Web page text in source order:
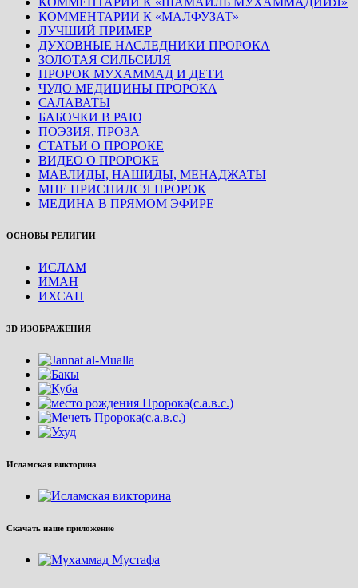
КОММЕНТАРИИ К «МАЛФУЗАТ»
ЛУЧШИЙ ПРИМЕР
ДУХОВНЫЕ НАСЛЕДНИКИ ПРОРОКА
ЗОЛОТАЯ СИЛЬСИЛЯ
ПРОРОК МУХАММАД И ДЕТИ
ЧУДО МЕДИЦИНЫ ПРОРОКА
САЛАВАТЫ
БАБОЧКИ В РАЮ
ПОЭЗИЯ, ПРОЗА
СТАТЬИ О ПРОРОКЕ
ВИДЕО О ПРОРОКЕ
МАВЛИДЫ, НАШИДЫ, МЕНАДЖАТЫ
МНЕ ПРИСНИЛСЯ ПРОРОК
МЕДИНА В ПРЯМОМ ЭФИРЕ
ОСНОВЫ РЕЛИГИИ
ИСЛАМ
ИМАН
ИХСАН
3D ИЗОБРАЖЕНИЯ
Исламская викторина
Скачать наше приложение